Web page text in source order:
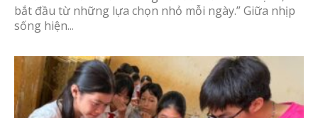
bắt đầu từ những lựa chọn nhỏ mỗi ngày.” Giữa nhịp
sống hiện...